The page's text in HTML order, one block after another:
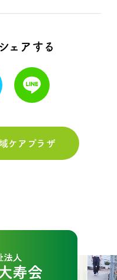
ェアする
ケアプラザ